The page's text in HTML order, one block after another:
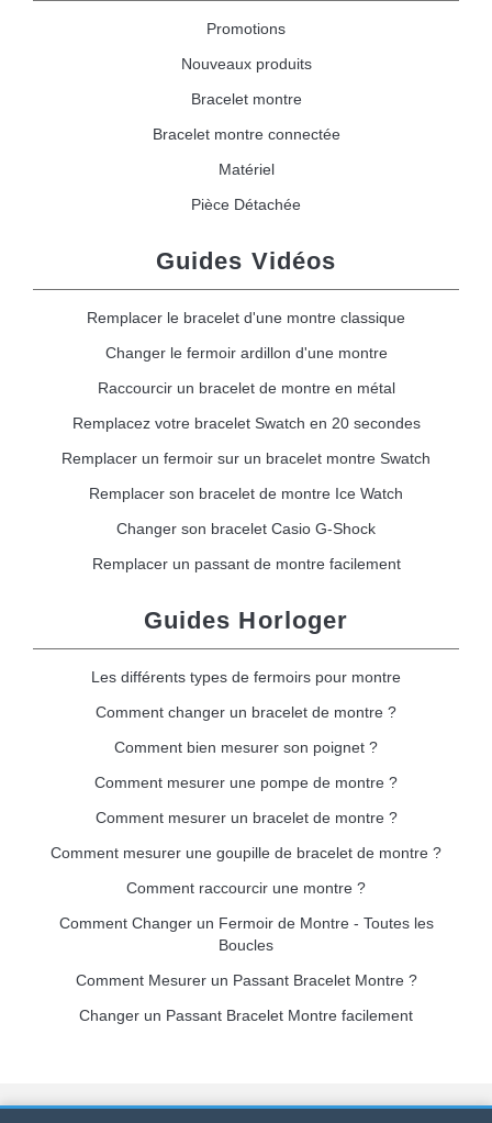
Promotions
Nouveaux produits
Bracelet montre
Bracelet montre connectée
Matériel
Pièce Détachée
Guides Vidéos
Remplacer le bracelet d'une montre classique
Changer le fermoir ardillon d'une montre
Raccourcir un bracelet de montre en métal
Remplacez votre bracelet Swatch en 20 secondes
Remplacer un fermoir sur un bracelet montre Swatch
Remplacer son bracelet de montre Ice Watch
Changer son bracelet Casio G-Shock
Remplacer un passant de montre facilement
Guides Horloger
Les différents types de fermoirs pour montre
Comment changer un bracelet de montre ?
Comment bien mesurer son poignet ?
Comment mesurer une pompe de montre ?
Comment mesurer un bracelet de montre ?
Comment mesurer une goupille de bracelet de montre ?
Comment raccourcir une montre ?
Comment Changer un Fermoir de Montre - Toutes les
Boucles
Comment Mesurer un Passant Bracelet Montre ?
Changer un Passant Bracelet Montre facilement